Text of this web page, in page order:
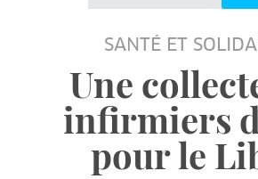
SANTÉ ET
Une
infirmiers
pour le